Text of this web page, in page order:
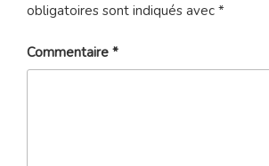
obligatoires sont indiqués avec *
Commentaire *